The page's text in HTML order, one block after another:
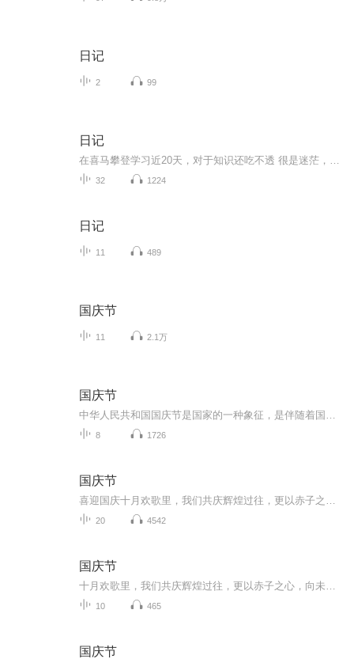
日记
2 99
日记
32 1224
日记
11 489
国庆节
11 2.1万
国庆节
8 1726
国庆节
20 4542
国庆节
10 465
国庆节